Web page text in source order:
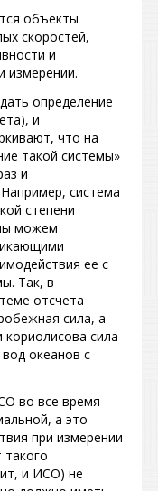
объекты
скоростей,
и
измерении.
определение
и
что на
такой системы»
и
система
степени
можем
ее с
Так, в
отсчета
сила, а
сила
океанов с
во все время
а это
при измерении
и ИСО) не